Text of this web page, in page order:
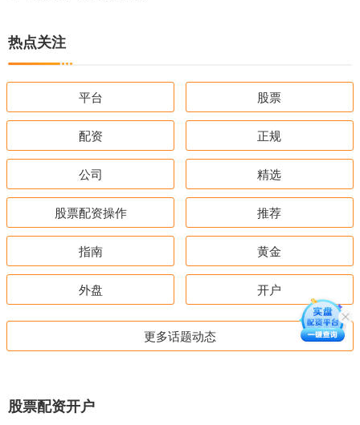
热点关注
平台 股票
配资 正规
公司 精选
股票配资操作 推荐
指南 黄金
外盘 开户
更多话题动态
股票配资开户